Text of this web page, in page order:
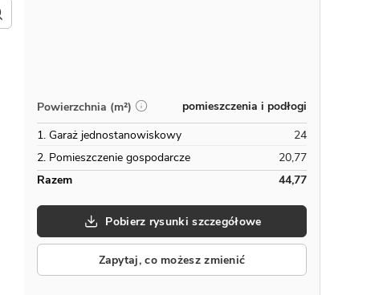
Powierzchnia (m²)
pomieszczenia i podłogi
1. Garaż jednostanowiskowy
24
2. Pomieszczenie gospodarcze
20,77
Razem
44,77
Pobierz rysunki szczegółowe
Zapytaj, co możesz zmienić